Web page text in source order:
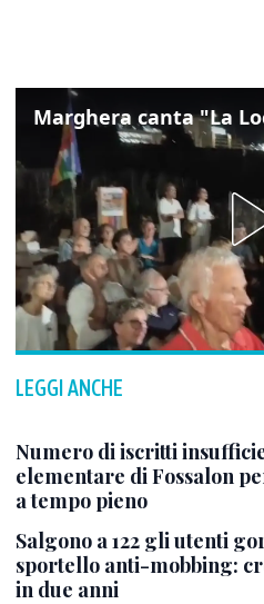
LEGGI ANCHE
Numero di iscritti
elementare di Fossalon
a tempo pieno
Salgono a 122 gli utenti
sportello anti-mobbing:
in due anni